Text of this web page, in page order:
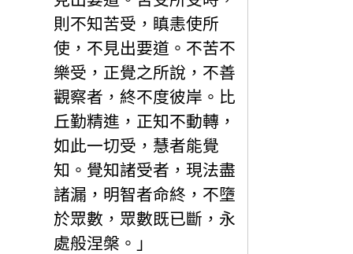
則不知苦受，瞋恚使所
使，不見出要道。不苦不
樂受，正覺之所說，不善
觀察者，終不度彼岸。比
丘勤精進，正知不動轉，
如此一切受，慧者能覺
知。覺知諸受者，現法盡
諸漏，明智者命終，不墮
於眾數，眾數既已斷，永
處般涅槃。」